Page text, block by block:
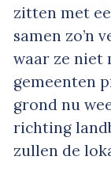
zitten met
samen zo’n
waar ze niet
gemeenten
grond nu
richting
zullen de